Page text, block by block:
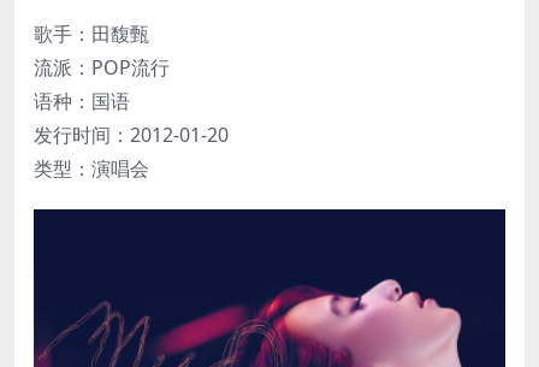
歌手：田馥甄
流派：POP流行
语种：国语
发行时间：2012-01-20
类型：演唱会